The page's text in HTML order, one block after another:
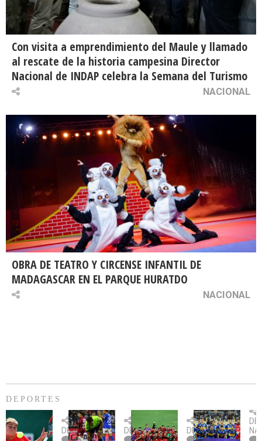
Con visita a emprendimiento del Maule y llamado
al rescate de la historia campesina Director
Nacional de INDAP celebra la Semana del Turismo
NACIONAL
OBRA DE TEATRO Y CIRCENSE INFANTIL DE
MADAGASCAR EN EL PARQUE HURATDO
NACIONAL
DEPORTES
Billie
Jean
DEPORTES
U.
Católica
DEPORTES
Copa
Sudamericana:
DEPORTES